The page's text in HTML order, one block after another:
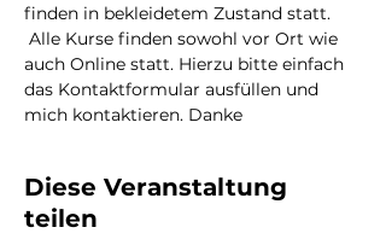
finden in bekleidetem Zustand statt.
Alle Kurse finden sowohl vor Ort wie
auch Online statt. Hierzu bitte einfach
das Kontaktformular ausfüllen und
mich kontaktieren. Danke
Diese Veranstaltung
teilen